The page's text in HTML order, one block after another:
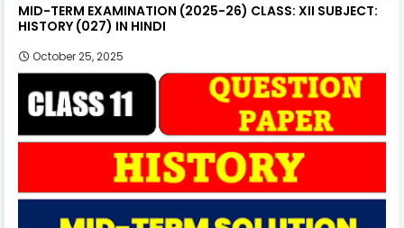
MID-TERM EXAMINATION (2025-26) CLASS: XII SUBJECT:
HISTORY (027) IN HINDI
October 25, 2025